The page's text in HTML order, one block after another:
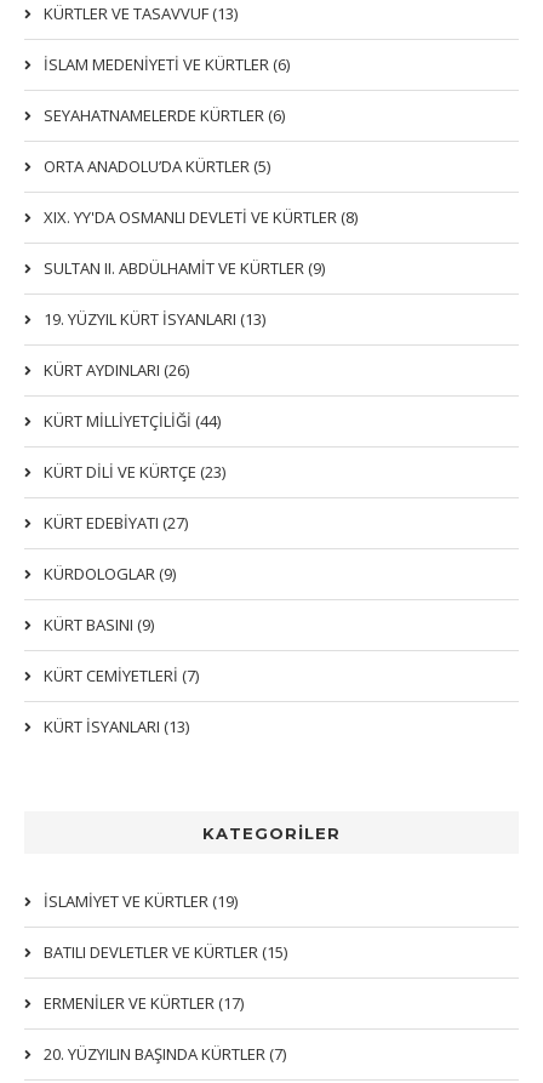
KATEGORİLER
İSLAMIYET VE KÜRTLER (19)
BATILI DEVLETLER VE KÜRTLER (15)
ERMENİLER VE KÜRTLER (17)
20. YÜZYILIN BAŞINDA KÜRTLER (7)
KÜRTLER VE TASAVVUF (13)
İSLAM MEDENİYETİ VE KÜRTLER (6)
SEYAHATNAMELERDE KÜRTLER (6)
ORTA ANADOLU’DA KÜRTLER (5)
XIX. YY'DA OSMANLI DEVLETI VE KÜRTLER (8)
SULTAN II. ABDÜLHAMİT VE KÜRTLER (9)
19. YÜZYIL KÜRT İSYANLARI (13)
KÜRT AYDINLARI (26)
KÜRT MİLLİYETÇİLİĞİ (44)
KÜRT DİLİ VE KÜRTÇE (23)
KÜRT EDEBİYATI (27)
KÜRDOLOGLAR (9)
KÜRT BASINI (9)
KÜRT CEMİYETLERİ (7)
KÜRT İSYANLARI (13)